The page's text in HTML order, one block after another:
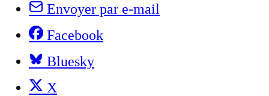
Envoyer par e-mail
Facebook
Bluesky
X